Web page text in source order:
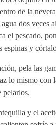
de la
agua dos veces
el pescado,
espinas y
pela las
lo mismo con
pelarlos.
y el